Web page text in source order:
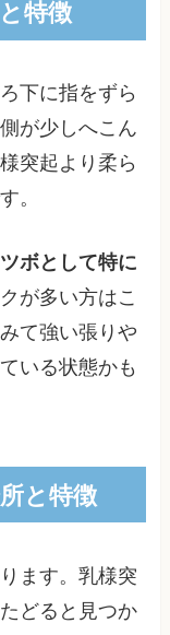
特徴
下に指をずら
が少しへこん
突起より柔ら
。
ボとして特に
が多い方はこ
て強い張りや
いる状態かも
と特徴
ます。乳様突
どると見つか